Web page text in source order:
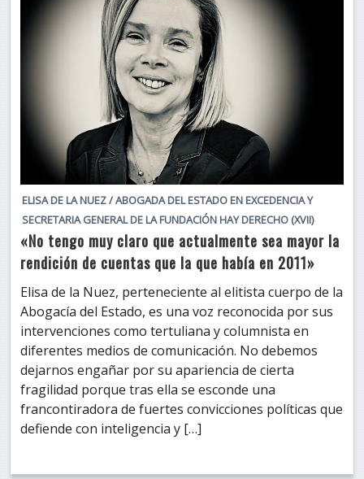
ELISA DE LA NUEZ / ABOGADA DEL ESTADO EN EXCEDENCIA Y
SECRETARIA GENERAL DE LA FUNDACIÓN HAY DERECHO (XVII)
«No tengo muy claro que actualmente sea mayor la
rendición de cuentas que la que había en 2011»
Elisa de la Nuez, perteneciente al elitista cuerpo de la
Abogacía del Estado, es una voz reconocida por sus
intervenciones como tertuliana y columnista en
diferentes medios de comunicación. No debemos
dejarnos engañar por su apariencia de cierta
fragilidad porque tras ella se esconde una
francontiradora de fuertes convicciones políticas que
defiende con inteligencia y […]